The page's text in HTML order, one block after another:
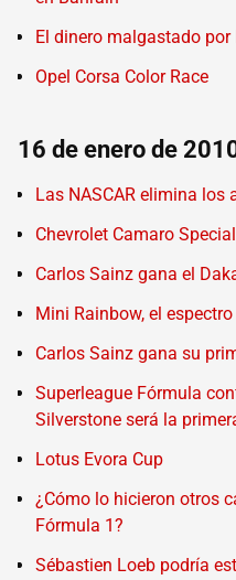
El dinero malgastado por
Opel Corsa Color Race
16 de enero de
Las NASCAR elimina los
Chevrolet Camaro
Carlos Sainz gana el
Mini Rainbow, el
Carlos Sainz gana su
Superleague Fórmula
Silverstone será la
Lotus Evora Cup
¿Cómo lo hicieron otros
Fórmula 1?
Sébastien Loeb podría